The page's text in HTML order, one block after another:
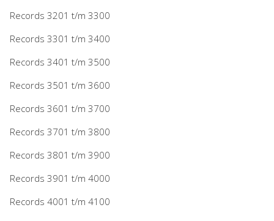
Records 3201 t/m 3300
Records 3301 t/m 3400
Records 3401 t/m 3500
Records 3501 t/m 3600
Records 3601 t/m 3700
Records 3701 t/m 3800
Records 3801 t/m 3900
Records 3901 t/m 4000
Records 4001 t/m 4100